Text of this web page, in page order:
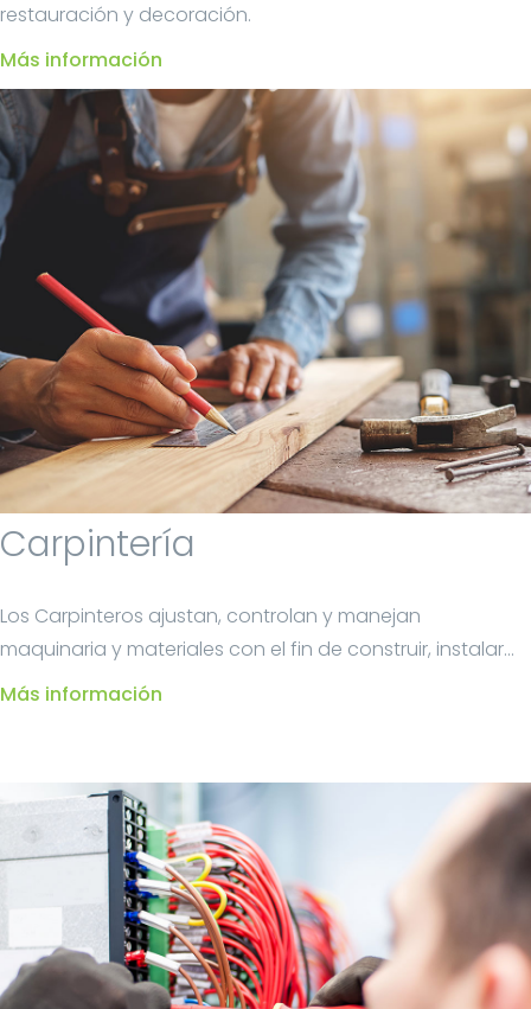
restauración y decoración.
Más información
Carpintería
Los Carpinteros ajustan, controlan y manejan
maquinaria y materiales con el fin de construir, instalar...
Más información